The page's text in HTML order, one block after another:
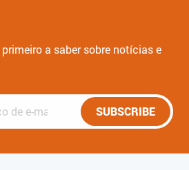
a saber sobre notícias e
SUBSCRIBE